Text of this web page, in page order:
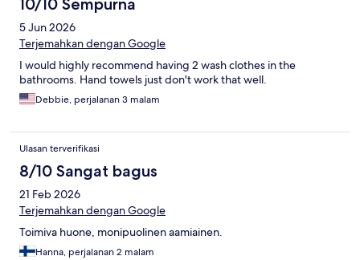
très belle adresse que nous recommandons sans hésiter pour
10/10 Sempurna
5 Jun 2026
Terjemahkan dengan Google
I would highly recommend having 2 wash clothes in the
bathrooms. Hand towels just don't work that well.
Debbie, perjalanan 3 malam
Ulasan terverifikasi
8/10 Sangat bagus
21 Feb 2026
Terjemahkan dengan Google
Toimiva huone, monipuolinen aamiainen.
Hanna, perjalanan 2 malam